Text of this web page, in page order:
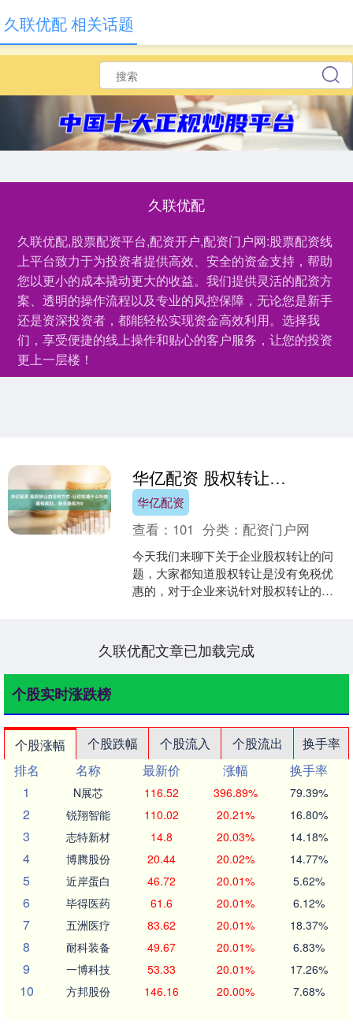
久联优配
久联优配,股票配资平台,配资开户,配资门户网:股票配资线
上平台致力于为投资者提供高效、安全的资金支持，帮助
您以更小的成本撬动更大的收益。我们提供灵活的配资方
案、透明的操作流程以及专业的风控保障，无论您是新手
还是资深投资者，都能轻松实现资金高效利用。选择我
们，享受便捷的线上操作和贴心的客户服务，让您的投资
更上一层楼！
久联优配 相关话题
华亿配资 股权转让的五种方式-让你知道什么叫做提钱规划，税负最低为0
华亿配资
查看： 101 分类：配资门户网
今天我们来聊下关于企业股权转让的问
题，大家都知道股权转让是没有免税优
惠的，对于企业来说针对股权转让的所
久联优配文章已加载完成
个股实时涨跌榜
个股涨幅 个股跌幅 个股流入 个股流出
换手率
排名
名称 最新价 涨幅
换手率
1
N展芯 116.52 396.89% 79.39%
2 锐翔智能 110.02 20.21% 16.80%
3 志特新材 14.8 20.03% 14.18%
4 博腾股份 20.44 20.02% 14.77%
5 近岸蛋白 46.72 20.01% 5.62%
6 毕得医药 61.6 20.01% 6.12%
7 五洲医疗 83.62 20.01% 18.37%
8 耐科装备 49.67 20.01% 6.83%
9 一博科技 53.33 20.01% 17.26%
10 方邦股份 146.16 20.00% 7.68%